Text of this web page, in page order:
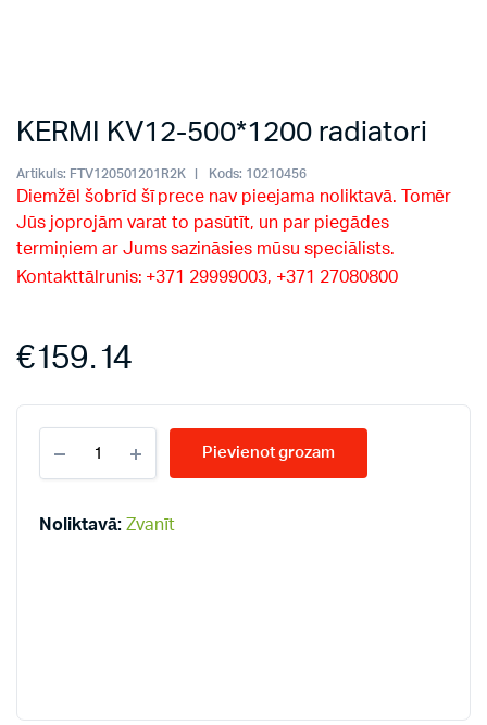
KERMI KV12-500*1200 radiatori
Artikuls: FTV120501201R2K Kods: 10210456
Diemžēl šobrīd šī prece nav pieejama noliktavā. Tomēr
Jūs joprojām varat to pasūtīt, un par piegādes
termiņiem ar Jums sazināsies mūsu speciālists.
Kontakttālrunis: +371 29999003, +371 27080800
€159.14
KV12-
500*1200
quantity
Pievienot grozam
Noliktavā: Zvanīt